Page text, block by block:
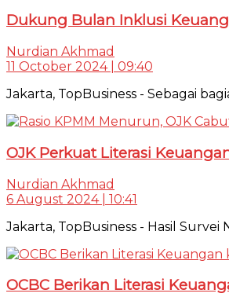
Dukung Bulan Inklusi
Nurdian Akhmad
11 October 2024 | 09:40
Jakarta, TopBusiness - Sebagai
OJK Perkuat Literasi
Nurdian Akhmad
6 August 2024 | 10:41
Jakarta, TopBusiness - Hasil
OCBC Berikan Literasi